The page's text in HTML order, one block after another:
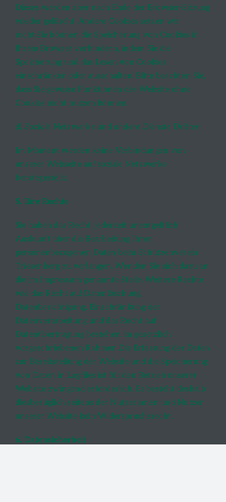
Dieses werden aber nach Ende der Browser-Sitzung
wieder gelöscht. Andere Cookies setzen wir
nicht.Sie können die Speicherung von Cookies in
Ihrem Browser verhindern, indem Sie die
Speicherung und das Lesen von Cookies
einschränken oder ausschalten. Bitte beachten Sie,
dass Sie gewisse Funktionen der Website ohne
Cookies nicht nutzen können.
d) Soziale Netzwerke und andere Dienste Dritter
Im Moment werden keine Verbindungen von
unserer Webseite auf soziale Netzwerke
herstegestellt.
5. Ihre Rechte
Sie haben das Recht, jederzeit unentgeltlich
Auskunft über die Bearbeitung Ihrer
personenbezogenen Daten beim Schützenverein
Triesenberg zu verlangen. Wenden Sie sich dazu an
die im Impressum genannte Stelle. Weitere Rechte
wie das Recht auf Datenlöschung,
Datenberichtigung, Einschränkung der
Datenverarbeitung und das Recht auf
Datenübertragung bestehen im gesetzlich
vorgeschriebenen Rahmen.Die Erfassung der Daten
zur Bereitstellung der Website und die Speicherung
von Daten in Logfiles ist für den Betrieb unserer
Website zwingend erforderlich. Es besteht deshalb
diesbezüglich seitens der Nutzerinnen und Nutzer
unserer Website kein Widerspruchsrecht.
6. Datensicherheit